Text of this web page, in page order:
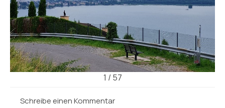
1 / 57
Schreibe einen Kommentar